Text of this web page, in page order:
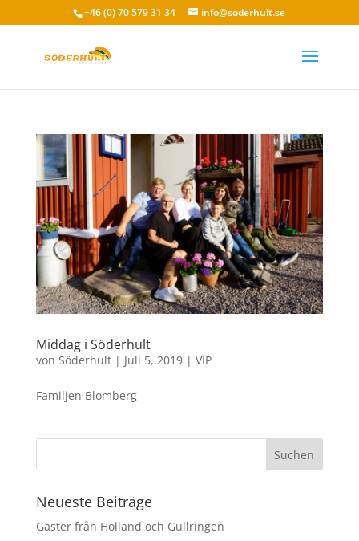
+46 (0) 70 579 31 34 info@soderhult.se
Middag i Söderhult
von Söderhult| Juli 5, 2019| VIP
Familjen Blomberg
Neueste Beiträge
Gäster från Holland och Gullringen